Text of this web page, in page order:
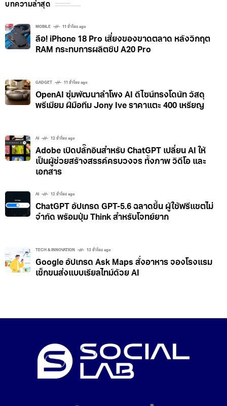
บทความล่าสุด
MOBILE 11 ชั่วโมง ago
ลือ! iPhone 18 Pro เสี่ยงของขาดตลาด หลังวิกฤต
RAM กระทบการผลิตชิป A20 Pro
GADGET 11 ชั่วโมง ago
OpenAI ซุ่มพัฒนาลำโพง AI ดีไซน์ทรงโดนัท วัสดุ
พรีเมียม ฝีมือทีม Jony Ive ราคาแตะ 400 เหรียญ
AI 12 ชั่วโมง ago
Adobe เปิดปลั๊กอินสำหรับ ChatGPT เปลี่ยน AI ให้
เป็นผู้ช่วยสร้างสรรค์ครบวงจร ทั้งภาพ วิดีโอ และ
เอกสาร
AI 12 ชั่วโมง ago
ChatGPT อัปเกรด GPT-5.6 ฉลาดขึ้น ผู้ใช้ฟรีแชตไม่
จำกัด พร้อมปุ่ม Think สำหรับโจทย์ยาก
TECH & INNOVATION 13 ชั่วโมง ago
Google อัปเกรด Ask Maps สั่งอาหาร จองโรงแรม
เช็กขนส่งแบบเรียลไทม์ด้วย AI